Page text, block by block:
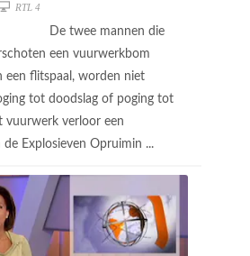
RTL 4
De twee mannen die
een vuurwerkbom
een flitspaal, worden niet
tot doodslag of poging tot
vuurwerk verloor een
de Explosieven Opruimin ...